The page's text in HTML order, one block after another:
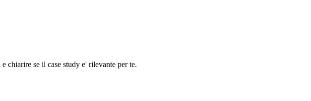
chiarire se il case study e' rilevante per te.